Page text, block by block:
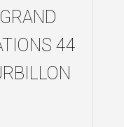
44